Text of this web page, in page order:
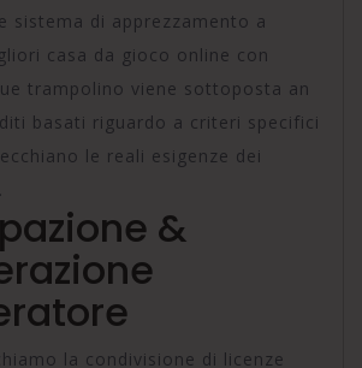
sistema di apprezzamento a
casa da gioco online con
trampolino viene sottoposta an
basati riguardo a criteri specifici
le reali esigenze dei
&
la condivisione di licenze